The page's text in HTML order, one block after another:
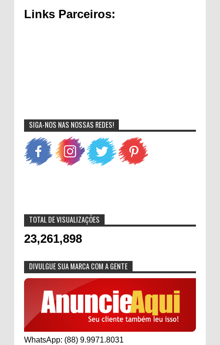
Links Parceiros:
SIGA-NOS NAS NOSSAS REDES!
TOTAL DE VISUALIZAÇÕES
23,261,898
DIVULGUE SUA MARCA COM A GENTE
WhatsApp: (88) 9.9971.8031